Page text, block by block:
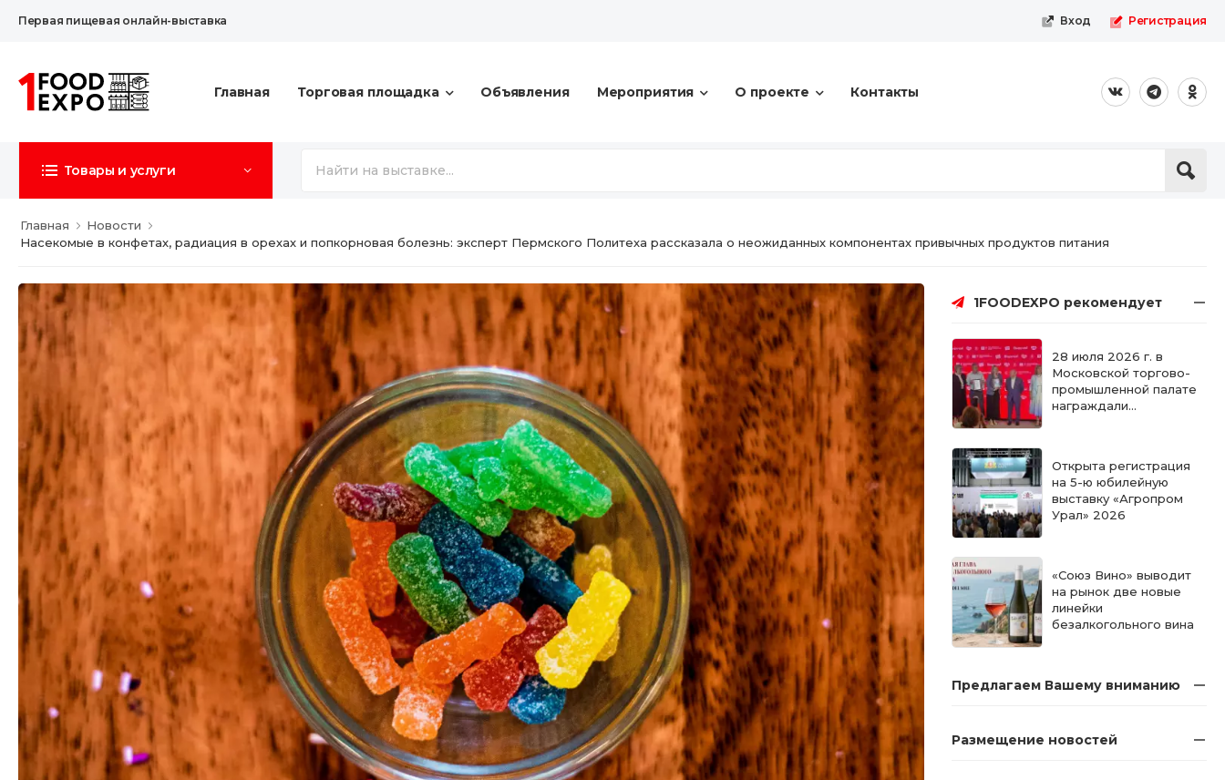
Первая пищевая онлайн-выставка Вход Регистрация
Главная Торговая площадка Объявления Мероприятия О проекте Контакты
Товары и услуги
Главная
Новости
Насекомые в конфетах, радиация в орехах и попкорновая болезнь: эксперт Пермского Политеха рассказала о неожиданных компонентах привычных продуктов питания
1FOODEXPO рекомендует
28 июля 2026 г. в
Московской торгово-
промышленной палате
награждали
качество» в категории
«Мучные
кондитерские
изделия»
Открыта регистрация
на 5-ю юбилейную
выставку «Агропром
Урал» 2026
«Союз Вино» выводит
на рынок две новые
линейки
безалкогольного вина
Предлагаем Вашему вниманию
Размещение новостей